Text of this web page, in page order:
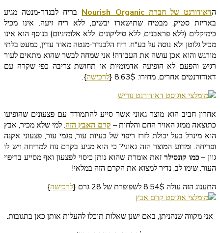
הדאודורנט של חברת Nourish Organic
בריח לבנדר-מנטה מגיע
באריזת סטיק, מבטיח שתישארו יבשים, ללא ריח זיעה. אינו מכיל
כימיקלים (ללא פראבנים, ללא סיליקונים, ללא אלומיניום) בנוסף הוא אינו
מכיל גלוטן ולא נוסה על בע"ח. ריח הלבנדר-מנטה מאוד עדין, כמעט בלתי
מורגש והוא אכן עושה את העבודה! אני שמחה לבשר שהוא מתאים לעור
רגיש והפעם לא הופיעה אדמומיות או תחושת צריבה כפי שקרה עם
דאודורנטים אחרים. מחירו: 8.63$ {
לרכישה}.
אחרון חביב הוא מוצר גאוני אשר סייע להתמודד עם פצעונים שהופיעו
כתוצאה ממזג האויר החם והלחות – קרם האבץ הזה. למי שלא מכיר, אבץ
הוא מינרל בעל יכולת לזרז ריפוי של בעיות עור, פגמי עור, פצעוני אקנה
ופריחה. ומדוע המוצר הזה גאוני? כי הוא מגיע בקרם נוח למריחה ויש לו
גוון – כמו קונסילר זאת אומרת שהוא נותן כיסוי לפצעון ואף מסייע בריפוי
העור. שימו לב, נדיר למצוא את הקרם הזה במלאי!
התענוג הזה עולה 8.54$ לשפופרת של 28 גרם {
לרכישה}
אני מקווה שנהניתן, באם ישנן שאלות תוכלו להעלות אותן כאן בתגובות.